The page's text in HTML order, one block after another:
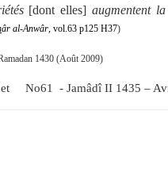
[dont elles] augmentent la
âr al-Anwâr, vol.63 p125 H37)
1430 (Août 2009)
No61 - Jamâdî II 1435 –